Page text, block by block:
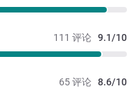
111 评论 9.1/10
65 评论 8.6/10